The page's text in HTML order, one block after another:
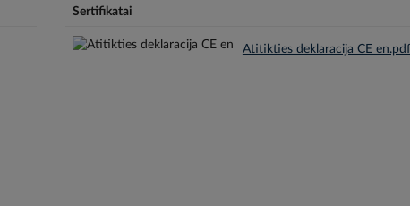
Sertifikatai
Atitikties deklaracija CE en.pdf